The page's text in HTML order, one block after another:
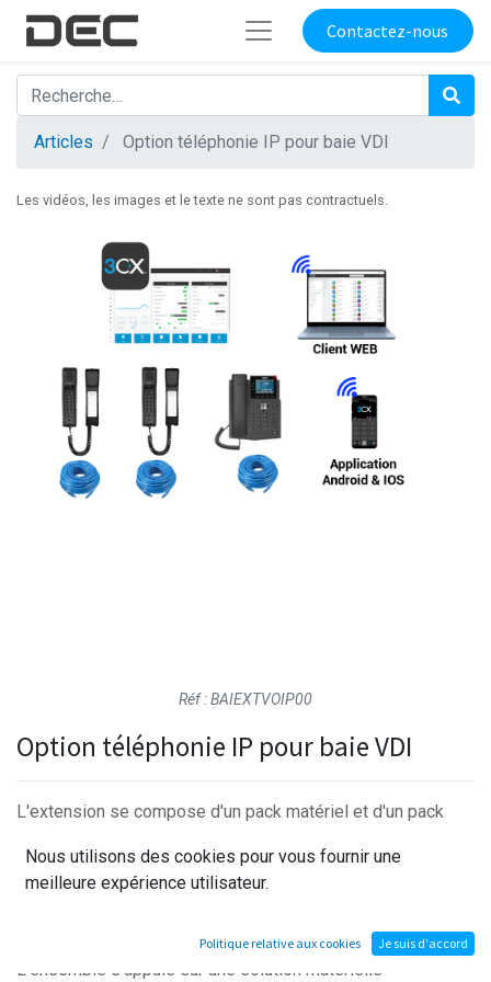
Contactez-nous
Articles Option téléphonie IP pour baie VDI
Les vidéos, les images et le texte ne sont pas contractuels.
Réf : BAIEXTVOIP00
Option téléphonie IP pour baie VDI
L'extension se compose d'un pack matériel et d'un pack
Le pack matériel se compose de 3 postes téléphoniques
POE dont un poste type "standard"
hébergée par le serveur, il fait office de PABX.
L'ensemble s'appuie sur une solution matérielle
Nous utilisons des cookies pour vous fournir une
meilleure expérience utilisateur.
Politique relative aux cookies Je suis d'accord